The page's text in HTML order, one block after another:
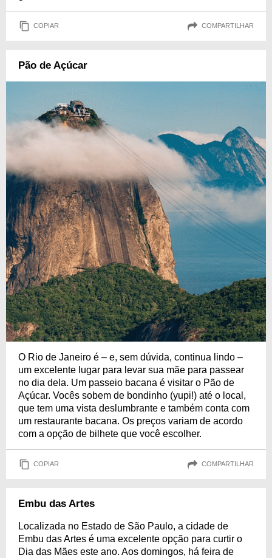
COPIAR COMPARTILHAR
Pão de Açúcar
O Rio de Janeiro é – e, sem dúvida, continua lindo –
um excelente lugar para levar sua mãe para passear
no dia dela. Um passeio bacana é visitar o Pão de
Açúcar. Vocês sobem de bondinho (yupi!) até o local,
que tem uma vista deslumbrante e também conta com
um restaurante bacana. Os preços variam de acordo
com a opção de bilhete que você escolher.
COPIAR COMPARTILHAR
Embu das Artes
Localizada no Estado de São Paulo, a cidade de
Embu das Artes é uma excelente opção para curtir o
Dia das Mães este ano. Aos domingos, há feira de